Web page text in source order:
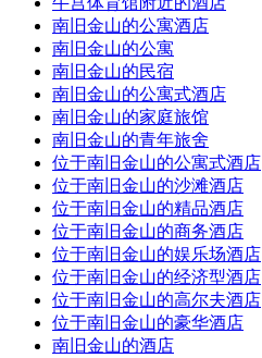
南旧金山的公寓酒店
南旧金山的公寓
南旧金山的民宿
南旧金山的公寓式酒店
南旧金山的家庭旅馆
南旧金山的青年旅舍
位于南旧金山的公寓式酒店
位于南旧金山的沙滩酒店
位于南旧金山的精品酒店
位于南旧金山的商务酒店
位于南旧金山的娱乐场酒店
位于南旧金山的经济型酒店
位于南旧金山的高尔夫酒店
位于南旧金山的豪华酒店
南旧金山的酒店